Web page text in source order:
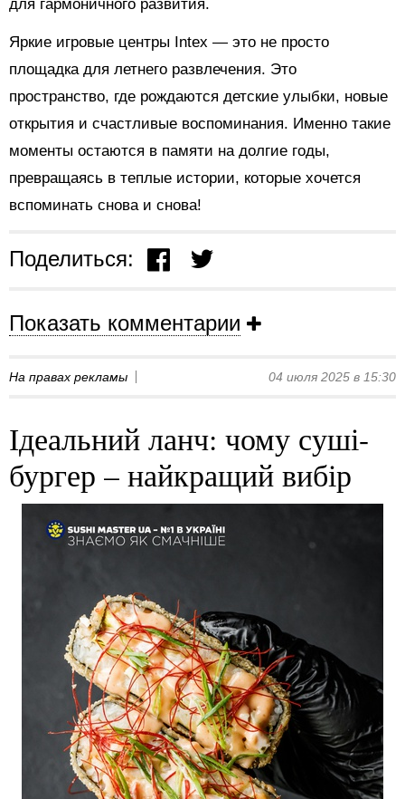
для гармоничного развития.
Яркие игровые центры Intex — это не просто
площадка для летнего развлечения. Это
пространство, где рождаются детские улыбки, новые
открытия и счастливые воспоминания. Именно такие
моменты остаются в памяти на долгие годы,
превращаясь в теплые истории, которые хочется
вспоминать снова и снова!
Поделиться:
Показать комментарии
На правах рекламы 04 июля 2025 в 15:30
Ідеальний ланч: чому суші-
бургер – найкращий вибір